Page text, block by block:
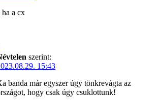
ha a cx
szerint:
15:43
banda már egyszer úgy tönkrevágta az
hogy csak úgy csuklottunk!